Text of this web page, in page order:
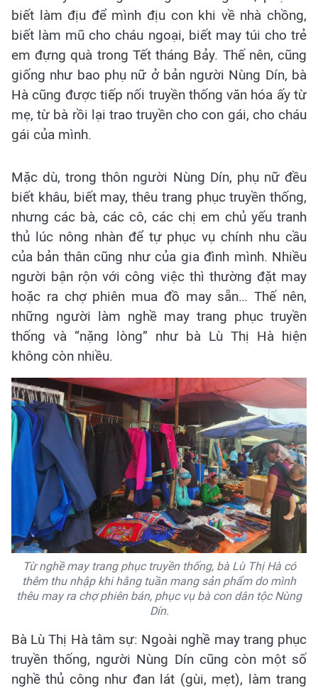
biết làm địu để mình địu con khi về nhà chồng,
biết làm mũ cho cháu ngoại, biết may túi cho trẻ
em đựng quà trong Tết tháng Bảy. Thế nên, cũng
giống như bao phụ nữ ở bản người Nùng Dín, bà
Hà cũng được tiếp nối truyền thống văn hóa ấy từ
mẹ, từ bà rồi lại trao truyền cho con gái, cho cháu
gái của mình.
Mặc dù, trong thôn người Nùng Dín, phụ nữ đều
biết khâu, biết may, thêu trang phục truyền thống,
nhưng các bà, các cô, các chị em chủ yếu tranh
thủ lúc nông nhàn để tự phục vụ chính nhu cầu
của bản thân cũng như của gia đình mình. Nhiều
người bận rộn với công việc thì thường đặt may
hoặc ra chợ phiên mua đồ may sẵn… Thế nên,
những người làm nghề may trang phục truyền
thống và “nặng lòng” như bà Lù Thị Hà hiện
không còn nhiều.
Từ nghề may trang phục truyền thống, bà Lù Thị Hà có
thêm thu nhập khi hằng tuần mang sản phẩm do mình
thêu may ra chợ phiên bán, phục vụ bà con dân tộc Nùng
Dín.
Bà Lù Thị Hà tâm sự: Ngoài nghề may trang phục
truyền thống, người Nùng Dín cũng còn một số
nghề thủ công như đan lát (gùi, mẹt), làm trang